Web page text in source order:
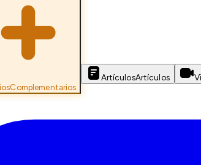
Complementarios
ArtículosArtículos